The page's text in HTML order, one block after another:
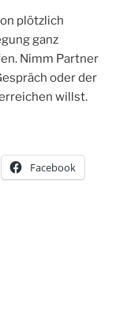
plötzlich
ganz
Nimm Partner
oder der
willst.
Facebook